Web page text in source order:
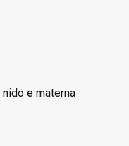
e materna